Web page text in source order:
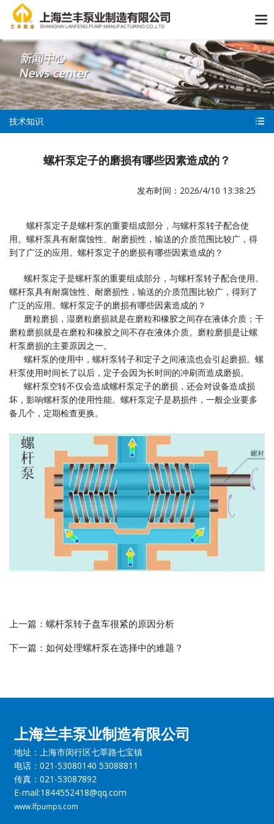
技术知识
螺杆泵定子的磨损有哪些因素造成的？
发布时间：2026/4/10 13:38:25
螺杆泵定子是螺杆泵的重要组成部分，与螺杆泵转子配合使
用。螺杆泵具有耐腐蚀性、耐磨损性，输送的介质范围比较广，得
到了广泛的应用。螺杆泵定子的磨损有哪些因素造成的？
螺杆泵定子是螺杆泵的重要组成部分，与螺杆泵转子配合使用。
螺杆泵具有耐腐蚀性、耐磨损性，输送的介质范围比较广，得到了
广泛的应用。螺杆泵定子的磨损有哪些因素造成的？
磨粒磨损，湿磨粒磨损就是在磨粒和橡胶之间存在液体介质；干
磨粒磨损就是在磨粒和橡胶之间不存在液体介质。磨粒磨损是让螺
杆泵磨损的主要原因之一。
螺杆泵的使用中，螺杆泵转子和定子之间液流也会引起磨损。螺
杆泵使用时间长了以后，定子会因为长时间的冲刷而造成磨损。
螺杆泵空转不仅会造成螺杆泵定子的磨损，还会对设备造成损
坏，影响螺杆泵的使用性能。螺杆泵定子是易损件，一般企业要多
备几个，定期检查更换。
上一篇： 螺杆泵转子盘车很紧的原因分析
下一篇： 如何处理螺杆泵在选择中的难题？
上海兰丰泵业制造有限公司
地址：上海市闵行区七莘路七宝镇
电话：021-53080140 53088811
传真：021-53087892
E-mail:1844552418@qq.com
www.lfpumps.com